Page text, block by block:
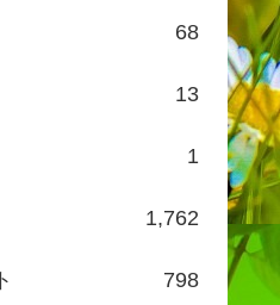
68
13
1
1,762
798